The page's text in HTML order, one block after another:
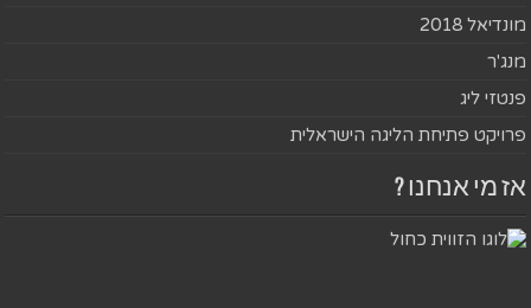
מונדיאל 2018
מנג'ר
פנטזי ליג
פרויקט פתיחת הליגה הישראלית
אז מי אנחנו ?